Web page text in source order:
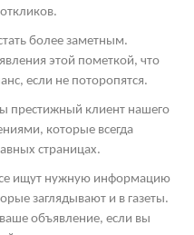
более заметным.
этой пометкой, что
если не поторопятся.
престижный клиент нашего
которые всегда
страницах.
ищут нужную информацию
заглядывают и в газеты.
объявление, если вы